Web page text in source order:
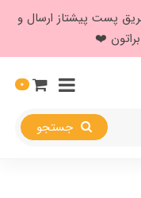
از ثبت، از طریق پست پیشتاز ارسال و
❤️
0